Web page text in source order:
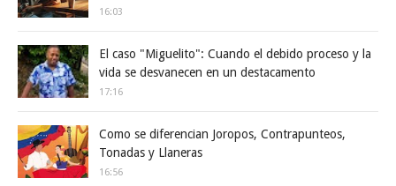
16:03
El caso "Miguelito": Cuando el debido proceso y la
vida se desvanecen en un destacamento
17:16
Como se diferencian Joropos, Contrapunteos,
Tonadas y Llaneras
16:56